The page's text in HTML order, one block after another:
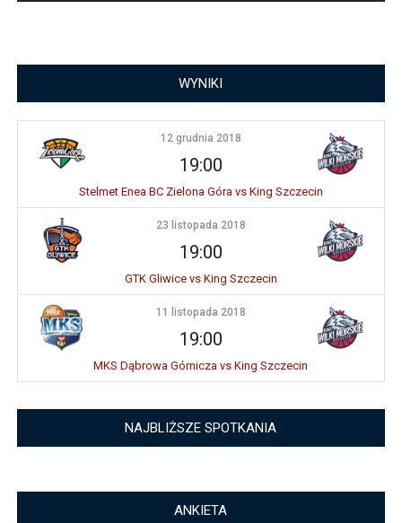
WYNIKI
12 grudnia 2018
19:00
Stelmet Enea BC Zielona Góra vs King Szczecin
23 listopada 2018
19:00
GTK Gliwice vs King Szczecin
11 listopada 2018
19:00
MKS Dąbrowa Górnicza vs King Szczecin
NAJBLIŻSZE SPOTKANIA
ANKIETA